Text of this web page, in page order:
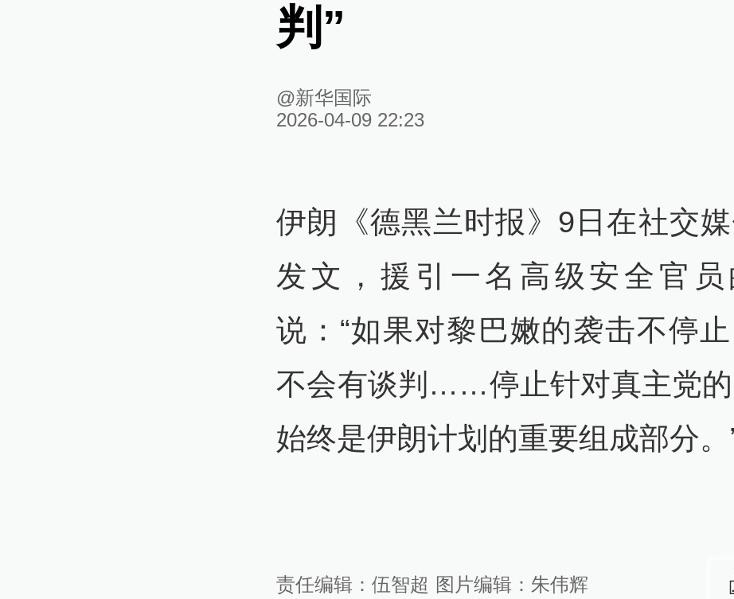
判”
@新华国际
2026-04-09 22:23
伊朗《德黑兰时报》9日在社交
发文，援引一名高级安全官员
说：“如果对黎巴嫩的袭击不停
不会有谈判……停止针对真主党
始终是伊朗计划的重要组成部分。
责任编辑： 伍智超 图片编辑： 朱伟辉